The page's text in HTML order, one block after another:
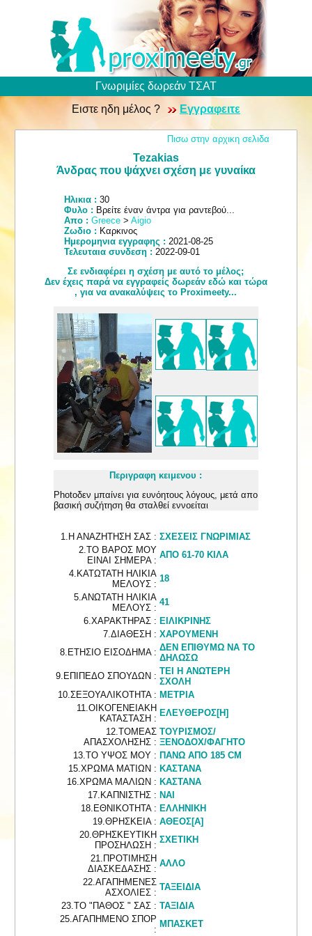
Γνωριμίες δωρεάν ΤΣΑΤ
Ειστε ηδη μέλος ?
Εγγραφειτε
Πισω στην αρχικη σελιδα
Tezakias
Άνδρας που ψάχνει σχέση με γυναίκα
Ηλικια : 30
Φυλο : Βρείτε έναν άντρα για ραντεβού...
Απο : Greece> Aigio
Ζωδιο : Καρκινος
Ημερομηνια εγγραφης : 2021-08-25
Τελευταια συνδεση : 2022-09-01
Σε ενδιαφέρει η σχέση με αυτό το μέλος;
Δεν έχεις παρά να εγγραφείς δωρεάν εδώ και τώρα
, για να ανακαλύψεις το Proximeety...
Περιγραφη κειμενου :
Photoδεν μπαίνει για ευνόητους λόγους, μετά απο
βασική συζήτηση θα σταλθεί εννοείται
1.Η ΑΝΑΖΗΤΗΣΗ ΣΑΣ : ΣΧΕΣΕΙΣ ΓΝΩΡΙΜΙΑΣ
2.ΤΟ ΒΑΡΟΣ ΜΟΥ
ΕΙΝΑΙ ΣΗΜΕΡΑ :
ΑΠΟ 61-70 ΚΙΛΑ
4.ΚΑΤΩΤΑΤΗ ΗΛΙΚΙΑ
ΜΕΛΟΥΣ :
18
5.ΑΝΩΤΑΤΗ ΗΛΙΚΙΑ
ΜΕΛΟΥΣ :
41
6.ΧΑΡΑΚΤΗΡΑΣ : ΕΙΛΙΚΡΙΝΗΣ
7.ΔΙΑΘΕΣΗ : ΧΑΡΟΥΜΕΝΗ
8.ΕΤΗΣΙΟ ΕΙΣΟΔΗΜΑ : ΔΕΝ ΕΠΙΘΥΜΩ ΝΑ ΤΟ
ΔΗΛΩΣΩ
9.ΕΠΙΠΕΔΟ ΣΠΟΥΔΩΝ : ΤΕΙ Η ΑΝΩΤΕΡΗ
ΣΧΟΛΗ
10.ΣΕΞΟΥΑΛΙΚΟΤΗΤΑ : ΜΕΤΡΙΑ
11.ΟΙΚΟΓΕΝΕΙΑΚΗ
ΚΑΤΑΣΤΑΣΗ :
ΕΛΕΥΘΕΡΟΣ[Η]
12.ΤΟΜΕΑΣ
ΑΠΑΣΧΟΛΗΣΗΣ :
ΤΟΥΡΙΣΜΟΣ/
ΞΕΝΟΔΟΧ/ΦΑΓΗΤΟ
13.ΤΟ ΥΨΟΣ ΜΟΥ : ΠΑΝΩ ΑΠΟ 185 CM
15.ΧΡΩΜΑ ΜΑΤΙΩΝ : ΚΑΣΤΑΝΑ
16.ΧΡΩΜΑ ΜΑΛΙΩΝ : ΚΑΣΤΑΝΑ
17.ΚΑΠΝΙΣΤΗΣ : ΝΑΙ
18.ΕΘΝΙΚΟΤΗΤΑ : ΕΛΛΗΝΙΚΗ
19.ΘΡΗΣΚΕΙΑ : ΑΘΕΟΣ[Α]
20.ΘΡΗΣΚΕΥΤΙΚΗ
ΠΡΟΣΗΛΩΣΗ :
ΣΧΕΤΙΚΗ
21.ΠΡΟΤΙΜΗΣΗ
ΔΙΑΣΚΕΔΑΣΗΣ :
ΑΛΛΟ
22.ΑΓΑΠΗΜΕΝΕΣ
ΑΣΧΟΛΙΕΣ :
ΤΑΞΕΙΔΙΑ
23.ΤΟ "ΠΑΘΟΣ " ΣΑΣ : ΤΑΞΙΔΙΑ
25.ΑΓΑΠΗΜΕΝΟ ΣΠΟΡ
:
ΜΠΑΣΚΕΤ